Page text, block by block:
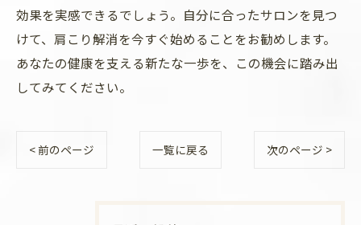
効果を実感できるでしょう。自分に合ったサロンを見つ
けて、肩こり解消を今すぐ始めることをお勧めします。
あなたの健康を支える新たな一歩を、この機会に踏み出
してみてください。
< 前のページ 一覧に戻る 次のページ >